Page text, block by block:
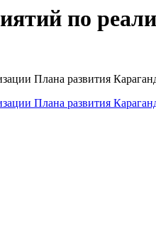
по
Плана развития
Плана развития